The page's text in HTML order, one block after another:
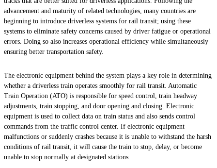
advancement and maturity of related technologies, many countries are
beginning to introduce driverless systems for rail transit; using these
systems to eliminate safety concerns caused by driver fatigue or operational
errors. Doing so also increases operational efficiency while simultaneously
ensuring better transportation safety.
The electronic equipment behind the system plays a key role in determining
whether a driverless train operates smoothly for rail transit. Automatic
Train Operation (ATO) is responsible for speed control, train headway
adjustments, train stopping, and door opening and closing. Electronic
equipment is used to collect data on train status and also sends control
commands from the traffic control center. If electronic equipment
malfunctions or suddenly crashes because it is unable to withstand the harsh
conditions of rail transit, it will cause the train to stop, delay, or become
unable to stop normally at designated stations.